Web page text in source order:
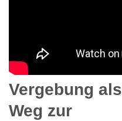
Vergebung als
Weg zur